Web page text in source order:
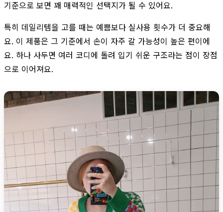
기준으로 보면 꽤 매력적인 선택지가 될 수 있어요.
특히 데일리템을 고를 때는 예쁨보다 실사용 횟수가 더 중요해
요. 이 제품은 그 기준에서 손이 자주 갈 가능성이 높은 편이에
요. 하나 사두면 여러 코디에 돌려 입기 쉬운 구조라는 점이 장점
으로 이어져요.